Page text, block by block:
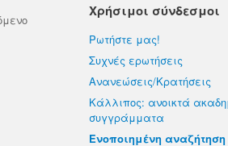
Χρήσιμοι σύνδεσμοι
Ρωτήστε μας!
Συχνές ερωτήσεις
Ανανεώσεις/Κρατήσεις
Κάλλιπος: ανοικτά
συγγράμματα
Ενοποιημένη αναζήτηση